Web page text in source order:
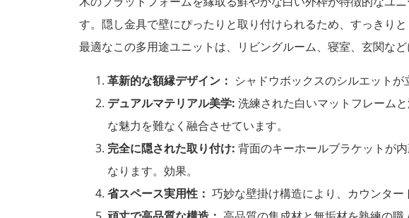
す。隠し金具で壁にぴったりと取り付けられるため、すっきり
最適なこの多用途ユニットは、リビングルーム、寝室、玄関な
革新的な額縁デザイン： シャドウボックスのシルエット
デュアルマテリアル美学: 洗練された白いマットフレーム
な魅力を難なく融合させています。
完全に隠された取り付け: 背面のキーホールブラケットが
なります。効果。
省スペース実用性： 巧妙な壁掛け構造により、カウンター